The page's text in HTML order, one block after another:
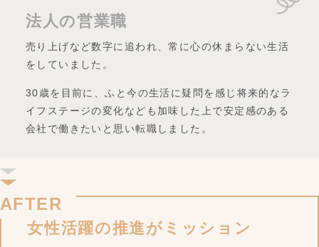
法人の営業職
売り上げなど数字に追われ、常に心の休まらない生活
をしていました。
30歳を目前に、ふと今の生活に疑問を感じ将来的なラ
イフステージの変化なども加味した上で安定感のある
会社で働きたいと思い転職しました。
AFTER
女性活躍の推進がミッション